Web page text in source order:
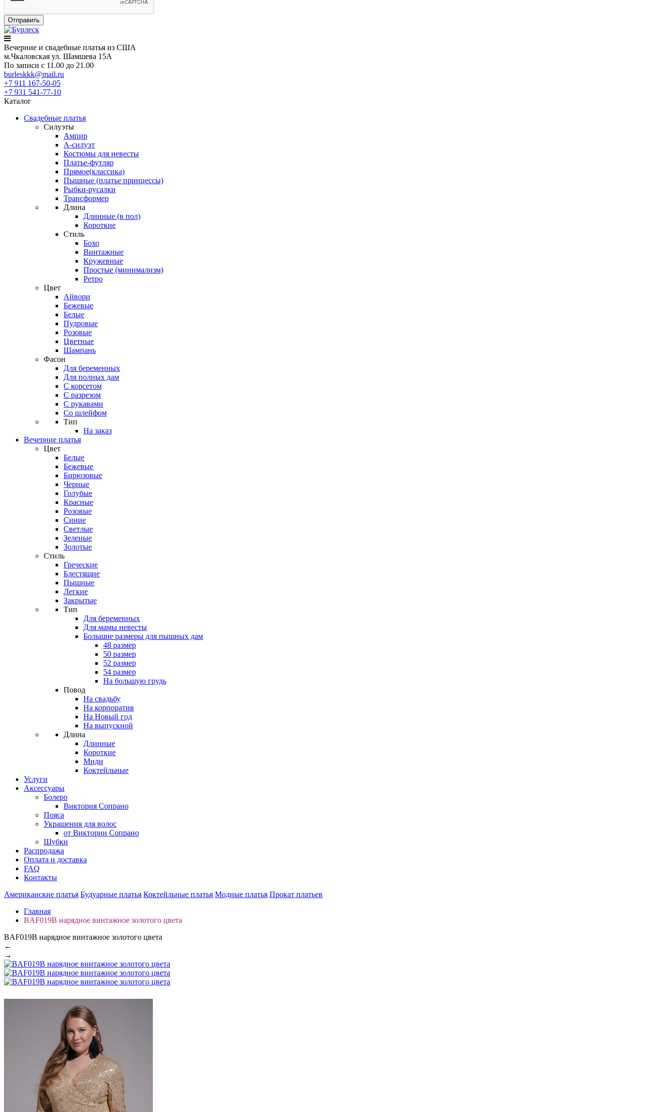
Вечерние и свадебные платья из США
м.Чкаловская ул. Шамшева 15А
По записи с 11.00 до 21.00
burleskkk@mail.ru
+7 911 167-50-05
+7 931 541-77-10
Каталог
Свадебные платья
Силуэты
Ампир
А-силуэт
Костюмы для невесты
Платье-футляр
Прямое(классика)
Пышные (платье принцессы)
Рыбки-русалки
Трансформер
Длина
Длинные (в пол)
Короткие
Стиль
Бохо
Винтажные
Кружевные
Простые (минимализм)
Ретро
Цвет
Айвори
Бежевые
Белые
Пудровые
Розовые
Цветные
Шампань
Фасон
Для беременных
Для полных дам
С корсетом
С разрезом
С рукавами
Со шлейфом
Тип
На заказ
Вечерние платья
Цвет
Белые
Бежевые
Бирюзовые
Черные
Голубые
Красные
Розовые
Синие
Светлые
Зеленые
Золотые
Стиль
Греческие
Блестящие
Пышные
Легкие
Закрытые
Тип
Для беременных
Для мамы невесты
Большие размеры для пышных дам
48 размер
50 размер
52 размер
54 размер
На большую грудь
Повод
На свадьбу
На корпоратив
На Новый год
На выпускной
Длина
Длинные
Короткие
Миди
Коктейльные
Услуги
Аксессуары
Болеро
Виктория Сопрано
Пояса
Украшения для волос
от Виктории Сопрано
Шубки
Распродажа
Оплата и доставка
FAQ
Контакты
Американские платья Будуарные платья Коктейльные платья Модные платья Прокат платьев
Главная
BAF019B нарядное винтажное золотого цвета
BAF019B нарядное винтажное золотого цвета
←
→